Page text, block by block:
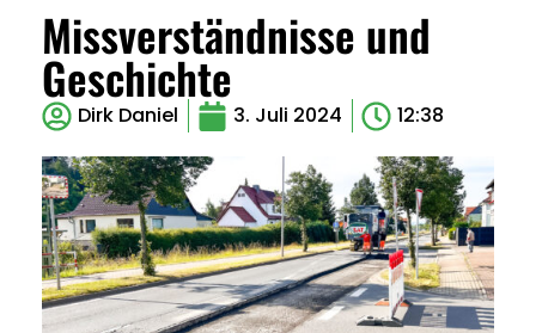
Missverständnisse und
Geschichte
Dirk Daniel 3. Juli 2024 12:38